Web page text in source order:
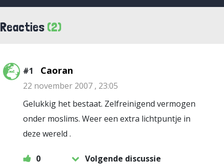
Reacties (2)
#1 Caoran
22 november 2007 , 23:05
Gelukkig het bestaat. Zelfreinigend vermogen
onder moslims. Weer een extra lichtpuntje in
deze wereld .
0 Volgende discussie